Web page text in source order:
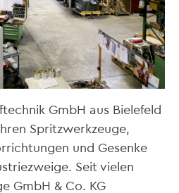
GmbH aus Bielefeld
Spritzwerkzeuge,
und Gesenke
Seit vielen
GmbH & Co. KG